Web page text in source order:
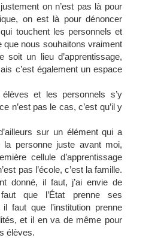
on n’est pas là pour
on est là pour dénoncer
touchent les personnels et
que nous souhaitons vraiment
soit un lieu d’apprentissage,
c’est également un espace
et les personnels s’y
n’est pas le cas, c’est qu’il y
sur un élément qui a
la personne juste avant moi,
cellule d’apprentissage
pas l’école, c’est la famille.
donné, il faut, j’ai envie de
que l’État prenne ses
il faut que l’institution prenne
et il en va de même pour
élèves.